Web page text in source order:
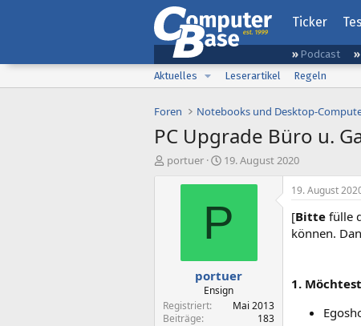
Ticker
Podcast
Aktuelles
Leserartikel Regeln
Foren Notebooks und Desktop-
PC Upgrade Büro u.
E
portuer
E
s
e
t
a
m
19. August 2020
P
portuer
Ensign
Registriert
Mai 2013
Beiträge
183
19. August
[Bitte fülle
können.
1.